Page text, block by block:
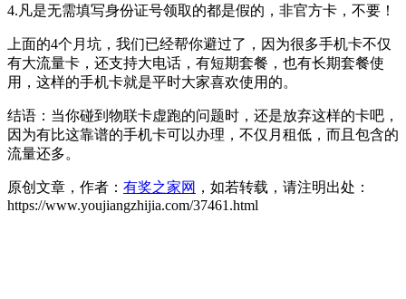
4.凡是无需填写身份证号领取的都是假的，非官方卡，不要！
上面的4个月坑，我们已经帮你避过了，因为很多手机卡不仅
有大流量卡，还支持大电话，有短期套餐，也有长期套餐使
用，这样的手机卡就是平时大家喜欢使用的。
结语：当你碰到物联卡虚跑的问题时，还是放弃这样的卡吧，
因为有比这靠谱的手机卡可以办理，不仅月租低，而且包含的
流量还多。
原创文章，作者： 有奖之家网 ，如若转载，请注明出处：
https://www.youjiangzhijia.com/37461.html